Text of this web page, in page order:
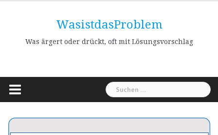
WasistdasProblem
Was ärgert oder drückt, oft mit Lösungsvorschlag
Suchen
nach: